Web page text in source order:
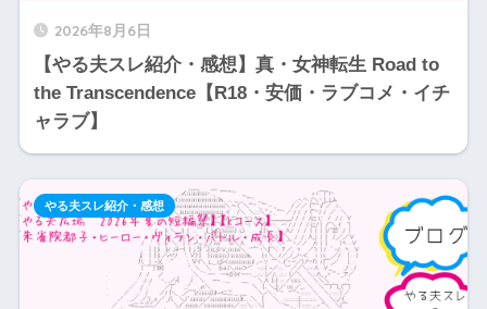
2026年8月6日
【やる夫スレ紹介・感想】真・女神転生 Road to
the Transcendence【R18・安価・ラブコメ・イチ
ャラブ】
やる夫スレ紹介・感想